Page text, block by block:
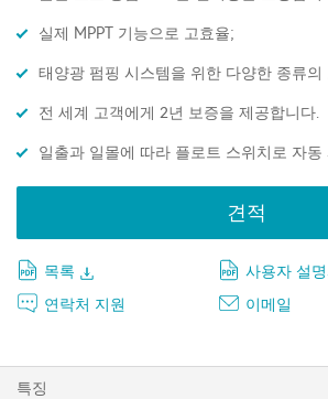
실제 MPPT 기능으로 고효율;
태양광 펌핑 시스템을 위한 다양한 종류의
전 세계 고객에게 2년 보증을 제공합니다.
일출과 일몰에 따라 플로트 스위치로 자동
견적
목록
사용자 설
연락처 지원
이메일
특징